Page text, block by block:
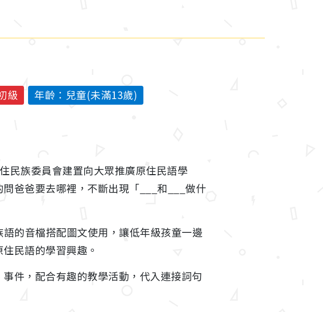
級
年齡：兒童(未滿13歲)
民族委員會建置向大眾推廣原住民語學
爸爸要去哪裡，不斷出現「___和___做什
的音檔搭配圖文使用，讓低年級孩童一邊
民語的學習興趣。
件，配合有趣的教學活動，代入連接詞句